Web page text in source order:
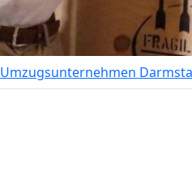
Umzugsunternehmen